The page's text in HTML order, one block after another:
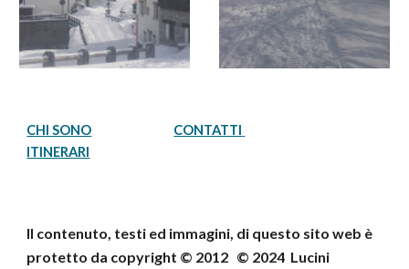
CHI SONO
ITINERARI
Il contenuto, testi ed immagini, di questo sito web è
protetto da copyright © 2012 © 2024 Lucini